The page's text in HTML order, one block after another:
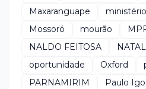
Maxaranguape
ministério
Mossoró
mourão
NALDO FEITOSA
NATAL
oportunidade
Oxford
PARNAMIRIM
Paulo Igo